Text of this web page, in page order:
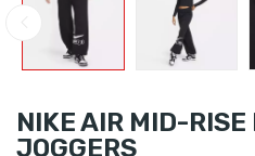
NIKE AIR MID-RISE
JOGGERS